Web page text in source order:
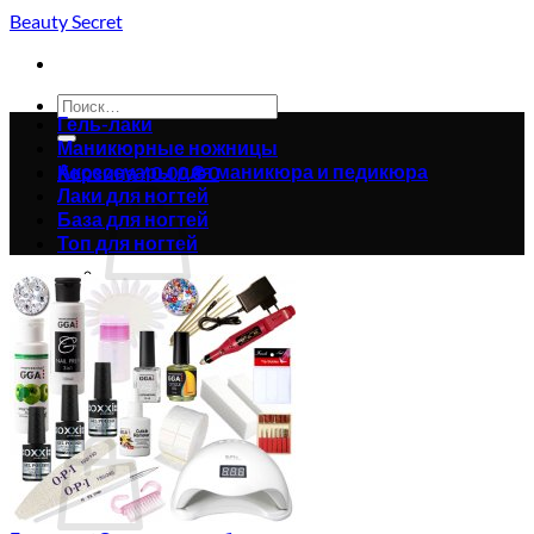
Skip
content
Beauty Secret
Искать:
Корзина /0.00₴0
Корзина пуста.
Вернуться в магазин
0
Корзина
Гель-лаки
Маникюрные ножницы
Аксессуары для маникюра и педикюра
Лаки для ногтей
База для ногтей
Топ для ногтей